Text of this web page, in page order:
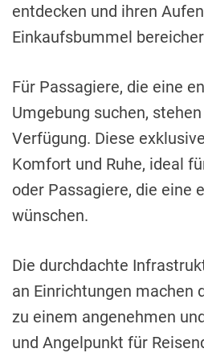
entdecken und ihren
Einkaufsbummel
Für Passagiere, die eine
Umgebung suchen,
Verfügung. Diese
Komfort und Ruhe, ideal
oder Passagiere, die eine
wünschen.
Die durchdachte
an Einrichtungen machen
zu einem angenehmen
und Angelpunkt für